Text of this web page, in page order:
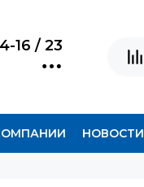
16 / 23
НОВОСТИ